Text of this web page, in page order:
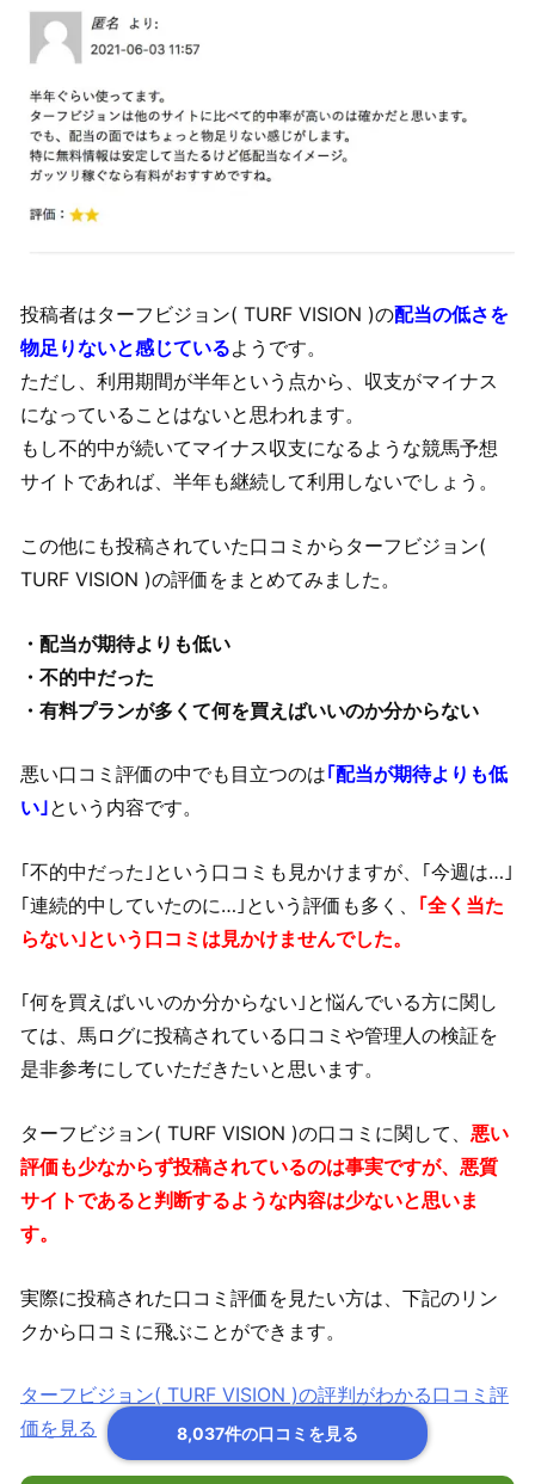
8,037件の口コミを見る
投稿者はターフビジョン( TURF VISION )の配当の低さを
物足りないと感じているようです。
ただし、利用期間が半年という点から、収支がマイナス
になっていることはないと思われます。
もし不的中が続いてマイナス収支になるような競馬予想
サイトであれば、半年も継続して利用しないでしょう。
この他にも投稿されていた口コミからターフビジョン(
TURF VISION )の評価をまとめてみました。
・配当が期待よりも低い
・不的中だった
・有料プランが多くて何を買えばいいのか分からない
悪い口コミ評価の中でも目立つのは｢配当が期待よりも低
い｣という内容です。
｢不的中だった｣という口コミも見かけますが、｢今週は…｣
｢連続的中していたのに…｣という評価も多く、 ｢全く当た
らない｣という口コミは見かけませんでした。
｢何を買えばいいのか分からない｣と悩んでいる方に関し
ては、馬ログに投稿されている口コミや管理人の検証を
是非参考にしていただきたいと思います。
ターフビジョン( TURF VISION )の口コミに関して、 悪い
評価も少なからず投稿されているのは事実ですが、悪質
サイトであると判断するような内容は少ないと思いま
す。
実際に投稿された口コミ評価を見たい方は、下記のリン
クから口コミに飛ぶことができます。
ターフビジョン( TURF VISION )の評判がわかる口コミ評
価を見る